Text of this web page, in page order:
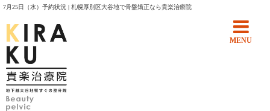
7月25日（水）予約状況 | 札幌厚別区大谷地で骨盤矯正なら貴楽治療院
MENU